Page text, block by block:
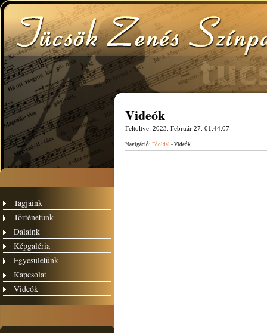
Tagjaink
Történetünk
Dalaink
Képgaléria
Egyesületünk
Kapcsolat
Videók
Videók
Feltöltve: 2023. Február 27. 01:44:07
Navigáció: Főoldal - Videók